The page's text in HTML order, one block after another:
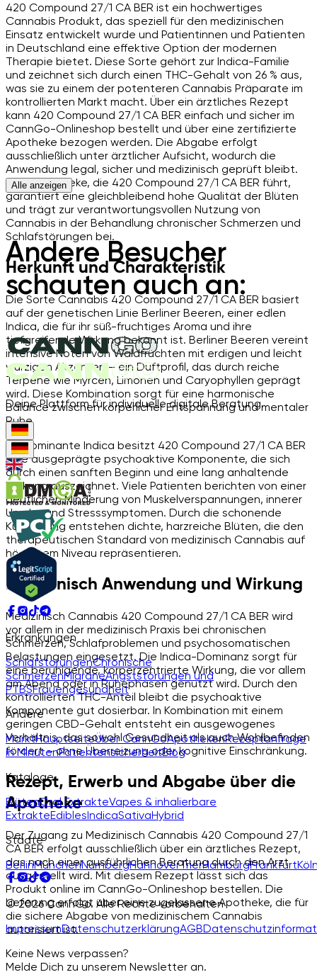
420 Compound 27/1 CA BER ist ein hochwertiges
Cannabis Produkt, das speziell für den medizinischen
Einsatz entwickelt wurde und Patientinnen und Patienten
in Deutschland eine effektive Option der modernen
Therapie bietet. Diese Sorte gehört zur Indica-Familie
und zeichnet sich durch einen THC-Gehalt von 26 % aus,
was sie zu einem der potenteren Cannabis Präparate im
kontrollierten Markt macht. Über ein ärztliches Rezept
kann 420 Compound 27/1 CA BER einfach und sicher im
CannGo-Onlineshop bestellt und über eine zertifizierte
Apotheke bezogen werden. Die Abgabe erfolgt
ausschließlich unter ärztlicher Aufsicht, wodurch die
Anwendung legal, sicher und medizinisch geprüft bleibt.
Jede Apotheke, die 420 Compound 27/1 CA BER führt,
garantiert eine gleichbleibend hohe Qualität der Blüten
und trägt zur verantwortungsvollen Nutzung von
Cannabis in der Behandlung chronischer Schmerzen und
Schlafstörungen bei.
Herkunft und Charakteristik
Die Sorte Cannabis 420 Compound 27/1 CA BER basiert
auf der genetischen Linie Berliner Beeren, einer edlen
Indica, die für ihr süß-fruchtiges Aroma und ihre
tiefgreifende Wirkung bekannt ist. Berliner Beeren vereint
intensive Noten von Waldfrüchten mit erdigen und leicht
würzigen Akzenten – ein Duftprofil, das durch reiche
Terpene wie Myrcen, Limonen und Caryophyllen geprägt
wird. Diese Kombination sorgt für eine harmonische
Balance zwischen körperlicher Entspannung und mentaler
Ruhe.
Als dominante Indica besitzt 420 Compound 27/1 CA BER
eine ausgeprägte psychoaktive Komponente, die sich
durch einen sanften Beginn und eine lang anhaltende
Wirkung auszeichnet. Viele Patienten berichten von einer
deutlichen Minderung von Muskelverspannungen, innerer
Unruhe und Stresssymptomen. Durch die schonende
Kultivierung entstehen dichte, harzreiche Blüten, die den
therapeutischen Standard von medizinisch Cannabis auf
höchstem Niveau repräsentieren.
Medizinisch Anwendung und Wirkung
Medizinisch Cannabis 420 Compound 27/1 CA BER wird
vor allem in der medizinisch Praxis bei chronischen
Schmerzen, Schlafproblemen und psychosomatischen
Belastungen eingesetzt. Die Indica-Dominanz sorgt für
eine beruhigende, körperzentrierte Wirkung, die vor allem
am Abend oder in Ruhephasen genutzt wird. Durch den
kontrollierten THC-Anteil bleibt die psychoaktive
Komponente gut dosierbar. In Kombination mit einem
geringen CBD-Gehalt entsteht ein ausgewogenes
Verhältnis, das sowohl Gesundheit als auch Wohlbefinden
fördert – ohne Überreizung oder kognitive Einschränkung.
Rezept, Erwerb und Abgabe über die
Apotheke
Der Zugang zu Medizinisch Cannabis 420 Compound 27/1
CA BER erfolgt ausschließlich über ein ärztliches Rezept,
das nach einer ausführlichen Beratung durch den Arzt
ausgestellt wird. Mit diesem Rezept lässt sich das
Produkt online im CannGo-Onlineshop bestellen. Die
Lieferung erfolgt über eine zugelassene Apotheke, die für
die sichere Abgabe von medizinischem Cannabis
autorisiert ist.
Alle anzeigen
Andere Besucher
schauten auch an:
Deine Plattform für individuelle digitale Beratung.
Erkrankungen
SchlafstörungenChronische
SchmerzenMigräneAngststörungen und
PTBSFrauengesundheit
Andere
MarktHauptseiteÜber CannGoApothekenRezeptanfrage
in MinutenPatientensicherheitBlog
Kataloge
BlütenOral ExtrakteVapes & inhalierbare
ExtrakteEdiblesIndicaSativaHybrid
Städte
BerlinMünchenNürnbergHannoverTrierHamburgFrankfurt
© 2026 CannGo. Alle Rechte vorbehalten
ImpressumDatenschutzerklärungAGB
Keine News verpassen?
Melde Dich zu unserem Newsletter an.